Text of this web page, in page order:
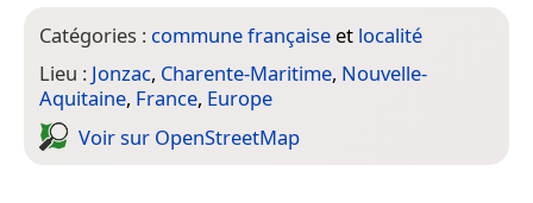
Catégories : commune française et localité
Lieu : Jonzac, Charente-Maritime, Nouvelle-
Aquitaine, France, Europe
Voir sur Open­Street­Map